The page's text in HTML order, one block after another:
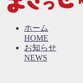
ホーム
HOME
お知らせ
NEWS